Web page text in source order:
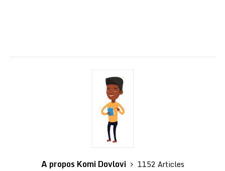
A propos Komi Dovlovi
1152 Articles